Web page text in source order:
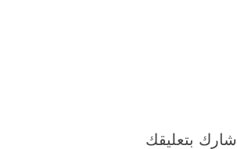
شارك بتعليقك